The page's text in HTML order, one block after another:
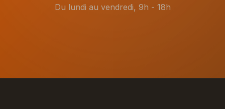
Du lundi au vendredi, 9h - 18h